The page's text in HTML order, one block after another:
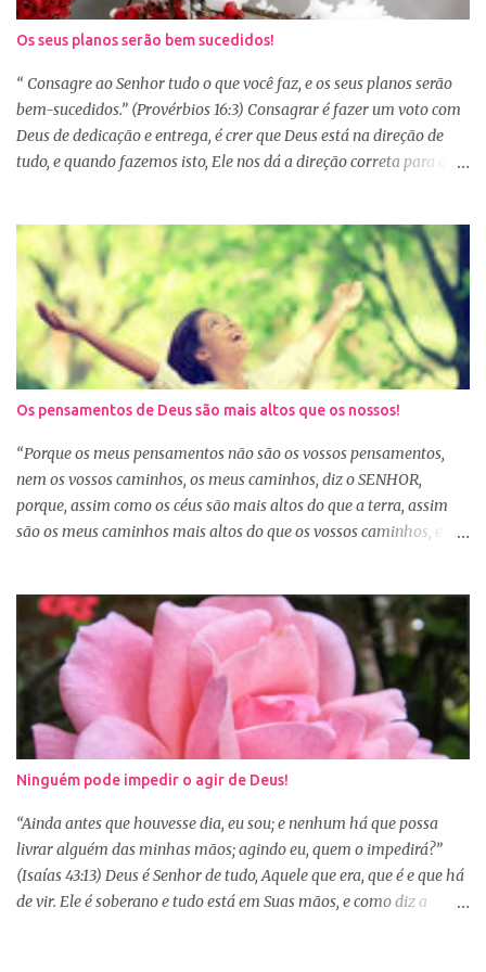
ano e assim vai... Outra situação que desanima é iniciar lendo
vários capítulos por dia, muitas até conseguem iniciar no dia
primeiro de janeiro, mas como não estão acostumas com a leitura
e também com a dificuldade de entendi...
Os seus planos serão bem sucedidos!
“ Consagre ao Senhor tudo o que você faz, e os seus planos serão
bem-sucedidos.” (Provérbios 16:3) Consagrar é fazer um voto com
Deus de dedicação e entrega, é crer que Deus está na direção de
tudo, e quando fazemos isto, Ele nos dá a direção correta para que
agirmos dessa forma seremos bem-sucedidas. E o que é ser bem-
sucedido? Para o mundo é aquele que alcança o sucesso com o
trabalho de suas próprias mãos, glorificando a si mesmo. Porém
para aquele que consagra tudo a Deus, o conceito é outro. Quando
consagramos nossa vida e nossos planos a Deus, ficamos
aguardando a Sua resposta que muitas vezes não é bem o que o
nosso coração desejava, mas é o desejo do coração de Deus. E
sabemos que Deus é perfeito e tem o melhor para nós. Consagrar
tudo a Deus e fazer a Sua vontade, é a garantia de que tudo dará
certo. Logo pela manhã, consagre s...
Os pensamentos de Deus são mais altos que os nossos!
“Porque os meus pensamentos não são os vossos pensamentos,
nem os vossos caminhos, os meus caminhos, diz o SENHOR,
porque, assim como os céus são mais altos do que a terra, assim
são os meus caminhos mais altos do que os vossos caminhos, e os
poderemos ser surpreendidos ou decepcionados com a maneira de
Deus agir. Deus não age conforme a ótica humana. Às vezes
pedimos algo a Deus sem saber se é a vontade d’Ele para nossa
vida, claro que podemos pedir, mas a vontade de Deus sempre
prevalecerá. Nem sempre, a nossa vontade é a vontade de Deus,
mas a Palavra nos garante que os caminhos e os pensamentos de
Deus são bem maiores que os nossos, se é assim, fiquemos
tranquilas, pois tudo que vem de Deus é bom. Porém, se Deus
entregar o governo da nossa vida a nós, ou seja, deixar que a nossa
vontade prevaleça, vamos acabar infelizes e frustradas, porque só
Ele sabe o que...
Ninguém pode impedir o agir de Deus!
“Ainda antes que houvesse dia, eu sou; e nenhum há que possa
livrar alguém das minhas mãos; agindo eu, quem o impedirá?”
(Isaías 43:13) Deus é Senhor de tudo, Aquele que era, que é e que há
de vir. Ele é soberano e tudo está em Suas mãos, e como diz a